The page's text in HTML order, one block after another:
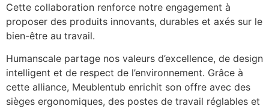
Cette collaboration renforce notre engagement à
proposer des produits innovants, durables et axés sur le
bien-être au travail.
Humanscale partage nos valeurs d’excellence, de design
intelligent et de respect de l’environnement. Grâce à
cette alliance, Meublentub enrichit son offre avec des
sièges ergonomiques, des postes de travail réglables et